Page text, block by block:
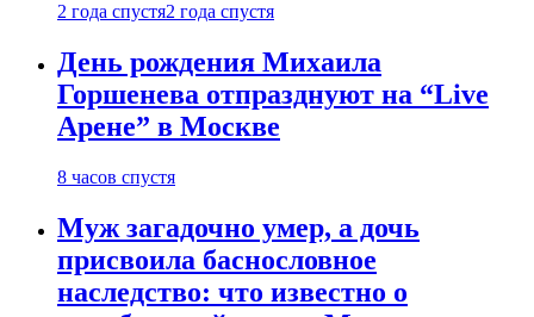
2 года спустя2 года спустя
День рождения Михаила
Горшенева отпразднуют на “Live
Арене” в Москве
8 часов спустя
Муж загадочно умер, а дочь
присвоила баснословное
наследство: что известно о